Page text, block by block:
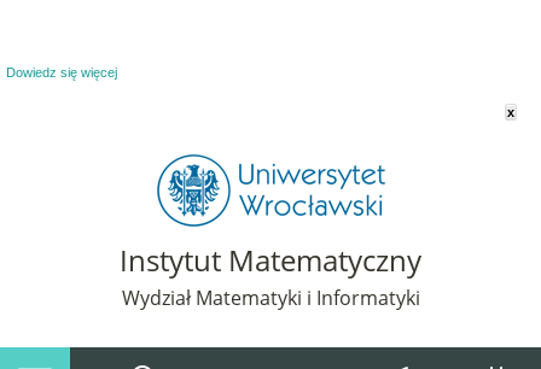
Dowiedz się więcej
x
Instytut Matematyczny
Wydział Matematyki i Informatyki